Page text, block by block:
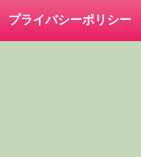
プライバシーポリシー